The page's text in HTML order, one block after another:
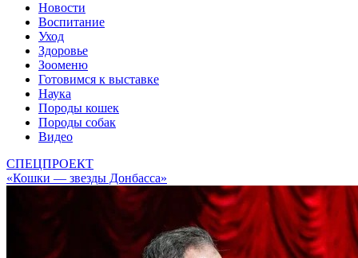
Новости
Воспитание
Уход
Здоровье
Зооменю
Готовимся к выставке
Наука
Породы кошек
Породы собак
Видео
СПЕЦПРОЕКТ
«Кошки — звезды Донбасса»